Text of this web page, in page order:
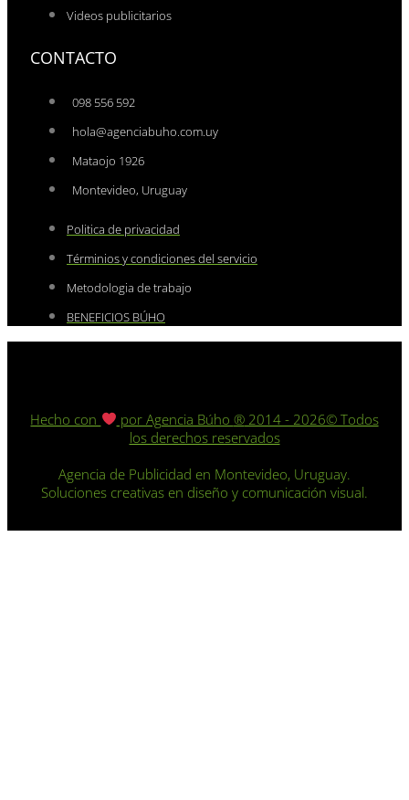
Videos publicitarios
CONTACTO
098 556 592
hola@agenciabuho.com.uy
Mataojo 1926
Montevideo, Uruguay
Politica de privacidad
Términios y condiciones del servicio
Metodologia de trabajo
BENEFICIOS BÚHO
Hecho con por Agencia Búho ®️2014 - 2026© Todos
los derechos reservados
Agencia de Publicidad en Montevideo, Uruguay.
Soluciones creativas en diseño y comunicación visual.